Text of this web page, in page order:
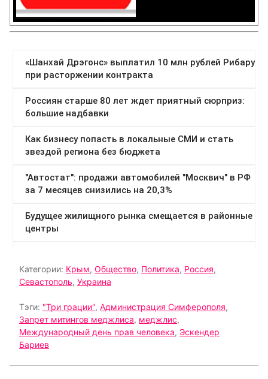
Категории: Крым, Общество, Политика, Россия,
Севастополь, Украина
Тэги: "Три грации", Администрация Симферополя,
Запрет митингов меджлиса, меджлис,
Международный день прав человека, Эскендер
Бариев